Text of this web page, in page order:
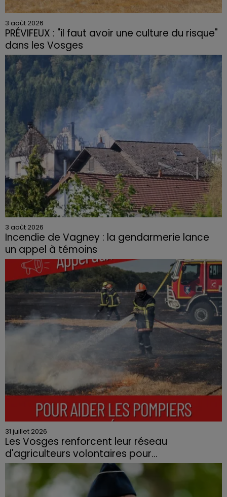
3 août 2026
PRÉVIFEUX : "il faut avoir une culture du risque"
dans les Vosges
3 août 2026
Incendie de Vagney : la gendarmerie lance
un appel à témoins
Le feu, parti d'une haie avant de se propager au
quartier résidentiel, avait détruit deux habitations et
contraint à l'évacuation d'une centaine de personnes.
31 juillet 2026
Les Vosges renforcent leur réseau
d'agriculteurs volontaires pour...
Face à la sécheresse et aux risques de départs de feu,
la Chambre d'agriculture des Vosges a lancé un appel
aux agriculteurs volontaires pour venir en aide...